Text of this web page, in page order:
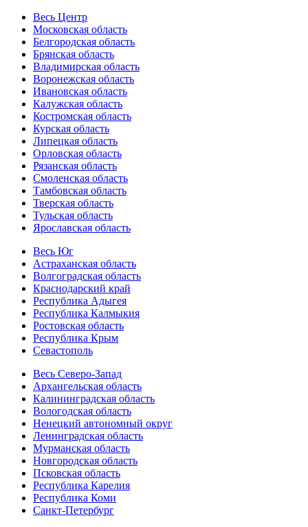
Весь Центр
Московская область
Белгородская область
Брянская область
Владимирская область
Воронежская область
Ивановская область
Калужская область
Костромская область
Курская область
Липецкая область
Орловская область
Рязанская область
Смоленская область
Тамбовская область
Тверская область
Тульская область
Ярославская область
Весь Юг
Астраханская область
Волгоградская область
Краснодарский край
Республика Адыгея
Республика Калмыкия
Ростовская область
Республика Крым
Севастополь
Весь Северо-Запад
Архангельская область
Калининградская область
Вологодская область
Ненецкий автономный округ
Ленинградская область
Мурманская область
Новгородская область
Псковская область
Республика Карелия
Республика Коми
Санкт-Петербург